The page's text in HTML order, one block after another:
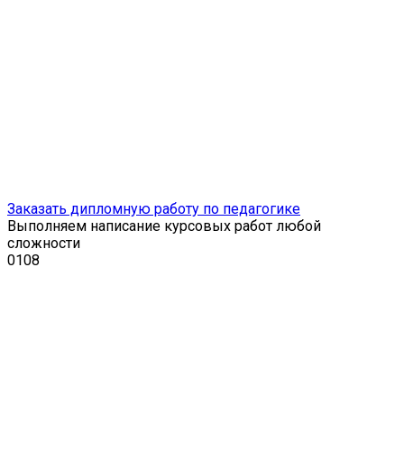
Заказать дипломную работу по педагогике
Выполняем написание курсовых работ любой
сложности
0108